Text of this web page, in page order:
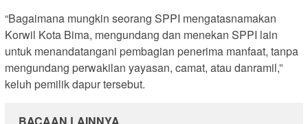
“Bagaimana mungkin seorang SPPI mengatasnamakan
Korwil Kota Bima, mengundang dan menekan SPPI lain
untuk menandatangani pembagian penerima manfaat, tanpa
mengundang perwakilan yayasan, camat, atau danramil,”
keluh pemilik dapur tersebut.
BACAAN LAINNYA